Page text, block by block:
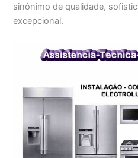
sinônimo de qualidade,
excepcional.